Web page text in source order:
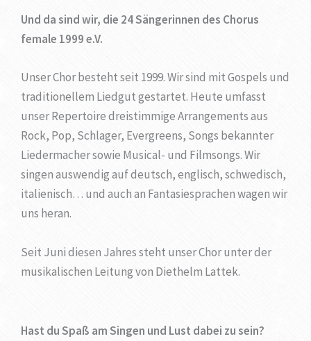
Und da sind wir, die 24 Sängerinnen des Chorus
female 1999 e.V.
Unser Chor besteht seit 1999. Wir sind mit Gospels und
traditionellem Liedgut gestartet. Heute umfasst
unser Repertoire dreistimmige Arrangements aus
Rock, Pop, Schlager, Evergreens, Songs bekannter
Liedermacher sowie Musical- und Filmsongs. Wir
singen auswendig auf deutsch, englisch, schwedisch,
italienisch… und auch an Fantasiesprachen wagen wir
uns heran.
Seit Juni diesen Jahres steht unser Chor unter der
musikalischen Leitung von Diethelm Lattek.
Hast du Spaß am Singen und Lust dabei zu sein?